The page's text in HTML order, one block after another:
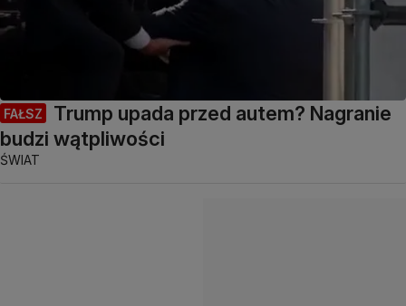
FAŁSZ
Trump upada przed autem? Nagranie
budzi wątpliwości
ŚWIAT